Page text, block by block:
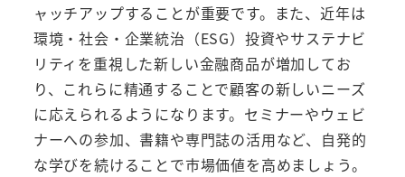
ャッチアップすることが重要です。また、近年は
環境・社会・企業統治（ESG）投資やサステナビ
リティを重視した新しい金融商品が増加してお
り、これらに精通することで顧客の新しいニーズ
に応えられるようになります。セミナーやウェビ
ナーへの参加、書籍や専門誌の活用など、自発的
な学びを続けることで市場価値を高めましょう。